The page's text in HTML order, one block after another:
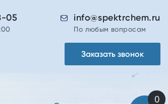
info@spektrchem.ru
По любым вопросам
05
Заказать звонок